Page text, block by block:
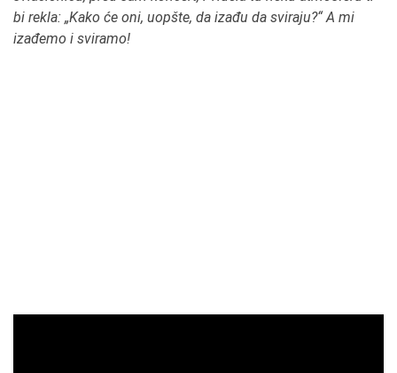
bi rekla: „Kako će oni, uopšte, da izađu da sviraju?“ A mi
izađemo i sviramo!